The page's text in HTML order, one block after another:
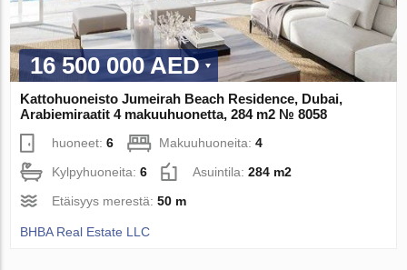
16 500 000 AED
Kattohuoneisto Jumeirah Beach Residence, Dubai,
Arabiemiraatit 4 makuuhuonetta, 284 m2 № 8058
huoneet:6 Makuuhuoneita:4
Kylpyhuoneita:6 Asuintila:284 m2
Etäisyys merestä:50 m
BHBA Real Estate LLC